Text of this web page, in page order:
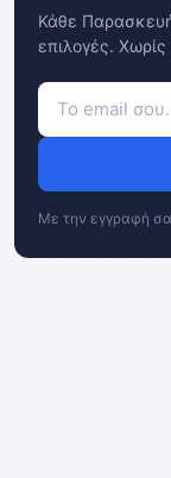
Κάθε
επιλογές.
Με την εγγραφή